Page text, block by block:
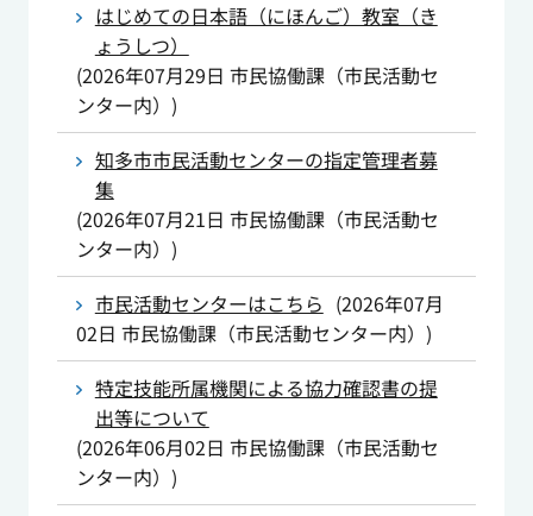
はじめての日本語（にほんご）教室（き
ょうしつ）
(2026年07月29日 市民協働課（市民活動セ
ンター内） )
知多市市民活動センターの指定管理者募
集
(2026年07月21日 市民協働課（市民活動セ
ンター内） )
市民活動センターはこちら (2026年07月
02日 市民協働課（市民活動センター内） )
特定技能所属機関による協力確認書の提
出等について
(2026年06月02日 市民協働課（市民活動セ
ンター内） )